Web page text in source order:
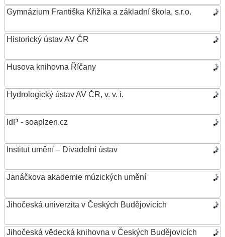
Gymnázium Františka Křižíka a základní škola, s.r.o.
Historický ústav AV ČR
Husova knihovna Říčany
Hydrologický ústav AV ČR, v. v. i.
IdP - soaplzen.cz
Institut umění – Divadelní ústav
Janáčkova akademie múzických umění
Jihočeská univerzita v Českých Budějovicích
Jihočeská vědecká knihovna v Českých Budějovicích